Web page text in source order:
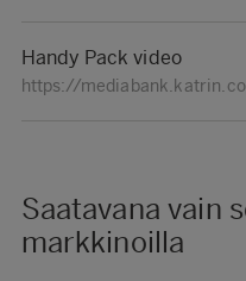
Handy Pack video
https://
Saatavana vain
markkinoilla